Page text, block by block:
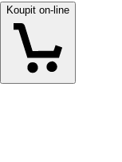
Koupit on-line